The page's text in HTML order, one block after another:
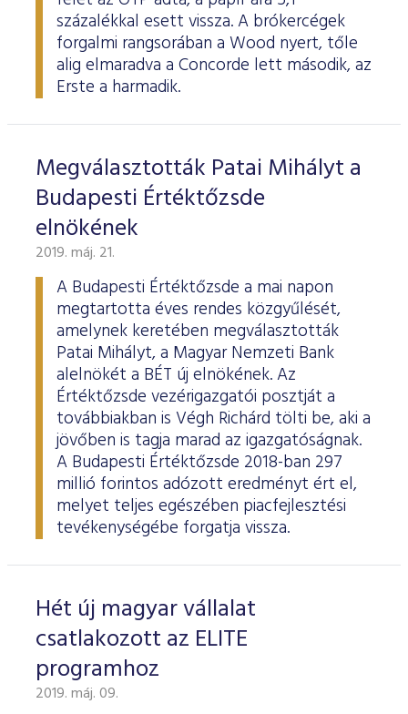
százalékkal esett vissza. A brókercégek
forgalmi rangsorában a Wood nyert, tőle
alig elmaradva a Concorde lett második, az
Erste a harmadik.
Megválasztották Patai Mihályt a
Budapesti Értéktőzsde
elnökének
2019. máj. 21.
A Budapesti Értéktőzsde a mai napon
megtartotta éves rendes közgyűlését,
amelynek keretében megválasztották
Patai Mihályt, a Magyar Nemzeti Bank
alelnökét a BÉT új elnökének. Az
Értéktőzsde vezérigazgatói posztját a
továbbiakban is Végh Richárd tölti be, aki a
jövőben is tagja marad az igazgatóságnak.
A Budapesti Értéktőzsde 2018-ban 297
millió forintos adózott eredményt ért el,
melyet teljes egészében piacfejlesztési
tevékenységébe forgatja vissza.
Hét új magyar vállalat
csatlakozott az ELITE
programhoz
2019. máj. 09.